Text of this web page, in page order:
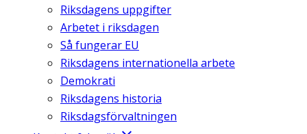
Riksdagens uppgifter
Arbetet i riksdagen
Så fungerar EU
Riksdagens internationella arbete
Demokrati
Riksdagens historia
Riksdagsförvaltningen